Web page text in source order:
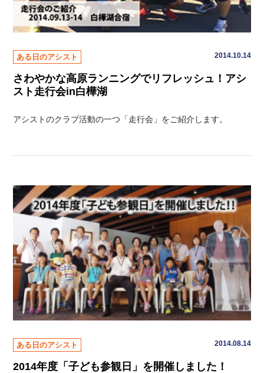
ある日のアシスト 2014.10.14
さわやかな高原ランニングでリフレッシュ！アシ
スト走行会in白樺湖
アシストのクラブ活動の一つ「走行会」をご紹介します。
ある日のアシスト 2014.08.14
2014年度「子ども参観日」を開催しました！